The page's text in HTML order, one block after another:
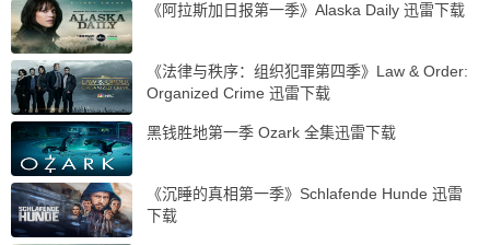
《阿拉斯加日报第一季》Alaska Daily 迅雷下载
《法律与秩序：组织犯罪第四季》Law & Order:
Organized Crime 迅雷下载
黑钱胜地第一季 Ozark 全集迅雷下载
《沉睡的真相第一季》Schlafende Hunde 迅雷
下载